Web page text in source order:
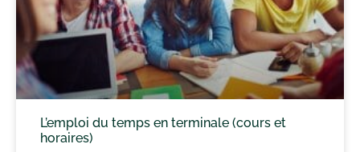
L’emploi du temps en terminale (cours et
horaires)